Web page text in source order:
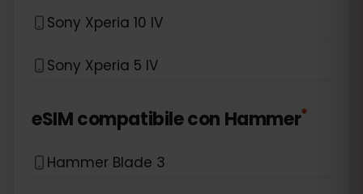
Sony Xperia 10 IV
Sony Xperia 5 IV
eSIM compatibile con Hammer*
Hammer Blade 3